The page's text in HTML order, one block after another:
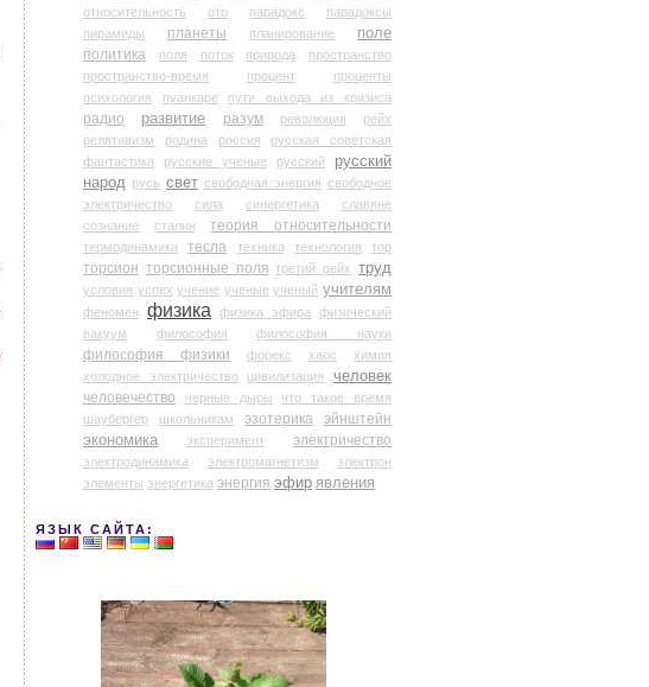
относительность
ото парадокс
парадоксы
пирамиды
планеты планирование
поле
политика
поля поток природа
пространство
пространство-время
процент
проценты
психология
пуанкаре пути выхода из кризиса
радио развитие разум революция
рейх
релятивизм
родина россия
русская советская
фантастика
русские ученые русский
русский
народ русь свет свободная энергия свободное
электричество
сила синергетика
славяне
сознание
сталин теория относительности
термодинамика тесла техника технология тор
торсион торсионные поля третий рейх труд
условия успех учение ученые ученый учителям
феномен физика физика эфира
физический
вакуум
философия философия науки
философия физики форекс хаос
химия
холодное электричество
цивилизация человек
человечество черные дыры
что такое время
шаубергер
школьникам эзотерика
эйнштейн
экономика
эксперимент электричество
электродинамика электромагнетизм
электрон
элементы энергетика энергия эфир явления
ЯЗЫК САЙТА: